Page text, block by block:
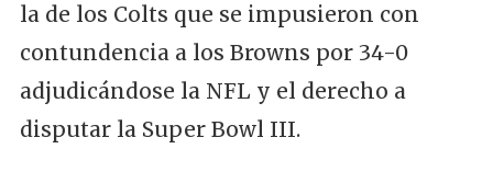
la de los Colts que se impusieron con
contundencia a los Browns por 34-0
adjudicándose la NFL y el derecho a
disputar la Super Bowl III.